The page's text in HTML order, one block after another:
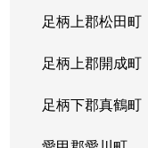
足柄上郡松田町
足柄上郡開成町
足柄下郡真鶴町